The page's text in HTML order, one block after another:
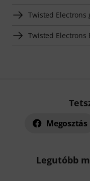
Twisted Electrons
Twisted Electrons
Megosztás
Legutóbb